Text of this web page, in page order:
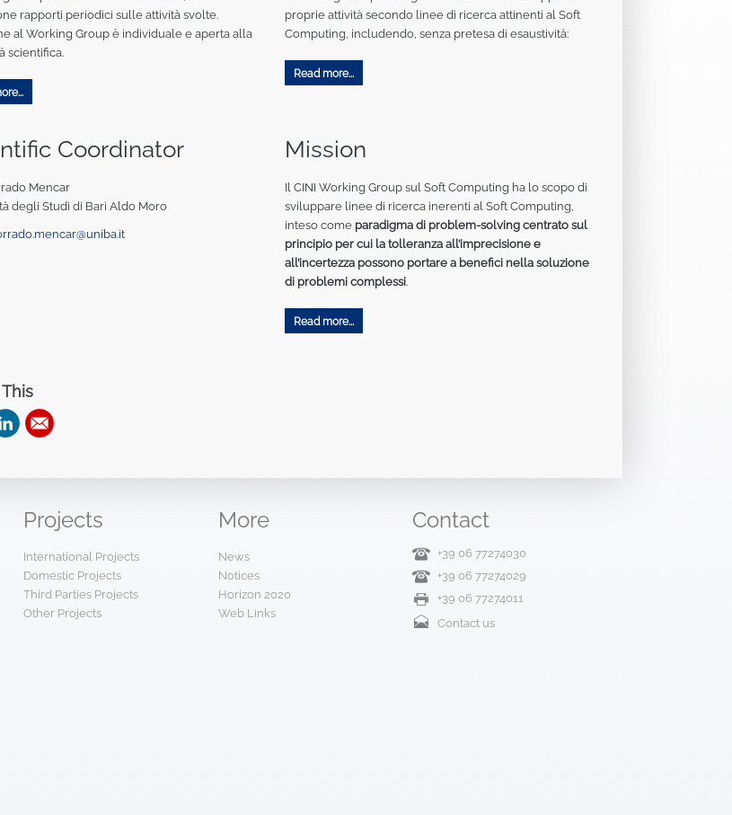
rapporti periodici sulle attività svolte.
al Working Group è individuale e aperta alla
scientifica.
proprie attività secondo linee di ricerca attinenti al Soft
Computing, includendo, senza pretesa di esaustività:
Read more...
Coordinator
Mencar
degli Studi di Bari Aldo Moro
Mission
Il CINI Working Group sul Soft Computing ha lo scopo di
sviluppare linee di ricerca inerenti al Soft Computing,
inteso come paradigma di problem-solving centrato sul
principio per cui la tolleranza all’imprecisione e
all’incertezza possono portare a benefici nella soluzione
di problemi complessi.
Read more...
Projects
International Projects
Domestic Projects
Third Parties Projects
Other Projects
More
News
Notices
Horizon 2020
Web Links
Contact
+39 06 77274030
+39 06 77274029
+39 06 77274011
Contact us